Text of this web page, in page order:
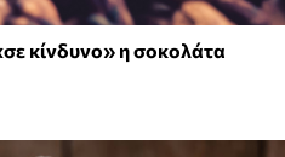
κίνδυνο» η σοκολάτα